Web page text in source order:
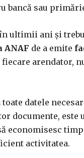
bancă sau
în ultimii ani și
ANAF de a emite
arendator,
toate datele
documente, este
economisesc
activitatea.